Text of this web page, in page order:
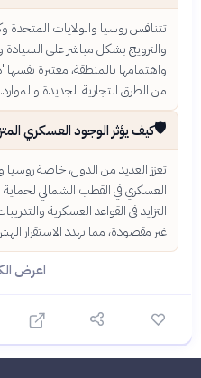
تتنافس روسيا والولايات المتحدة
والنرويج بشكل مباشر على السيادة
واهتمامها بالمنطقة، معتبرة
من الطرق التجارية الجديدة والموارد.
🛡️كيف يؤثر الوجود العسكري
تعزز العديد من الدول، خاصة
العسكري في القطب الشمالي لحماية
التزايد في القواعد العسكرية
غير مقصودة، مما يهدد الاستقرار
اعرض